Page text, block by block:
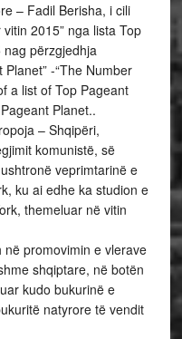
– Fadil Berisha, i cili
2015” nga lista Top
përzgjedhja
-“The Number
a list of Top Pageant
Planet..
– Shqipëri,
komunistë, së
veprimtarinë e
ku ai edhe ka studion e
themeluar në vitin
promovimin e vlerave
shqiptare, në botën
kudo bukurinë e
natyrore të vendit